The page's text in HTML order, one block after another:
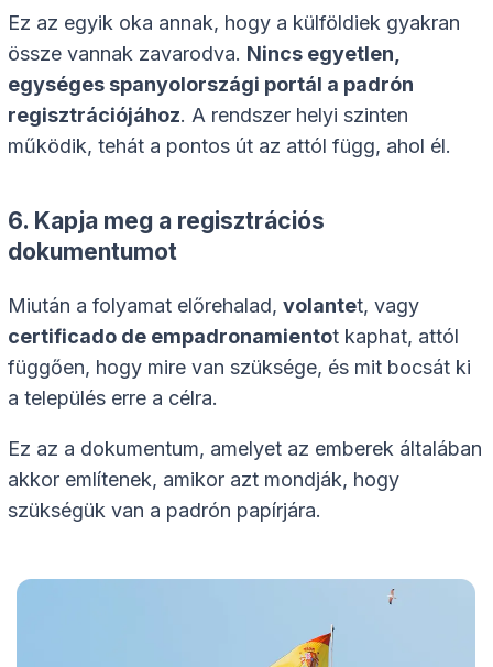
Ez az egyik oka annak, hogy a külföldiek gyakran
össze vannak zavarodva. Nincs egyetlen,
egységes spanyolországi portál a padrón
regisztrációjához. A rendszer helyi szinten
működik, tehát a pontos út az attól függ, ahol él.
6. Kapja meg a regisztrációs
dokumentumot
Miután a folyamat előrehalad, volantet, vagy
certificado de empadronamientot kaphat, attól
függően, hogy mire van szüksége, és mit bocsát ki
a település erre a célra.
Ez az a dokumentum, amelyet az emberek általában
akkor említenek, amikor azt mondják, hogy
szükségük van a padrón papírjára.